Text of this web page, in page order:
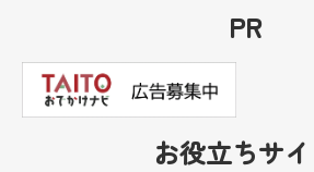
PR
お役立ちサ